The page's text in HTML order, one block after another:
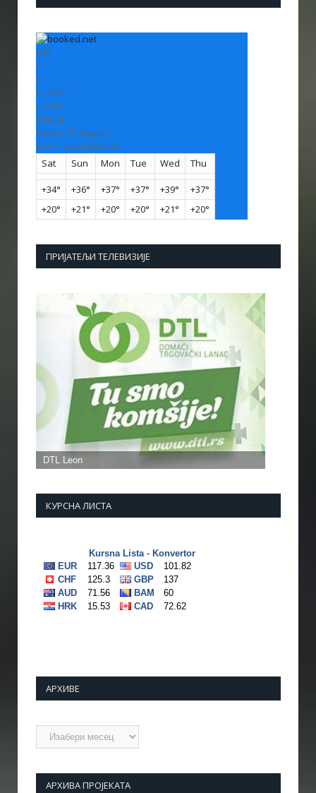
+33
°
C
H: +33°
L: +19°
Vranje
Friday, 07 August
See 7-Day Forecast
Sat
Sun Mon Tue Wed Thu
+34° +36° +37° +37° +39° +37°
+20° +21° +20° +20° +21° +20°
ПРИЈАТЕЉИ ТЕЛЕВИЗИЈЕ
КУРСНА ЛИСТА
АРХИВЕ
Архиве
АРХИВА ПРОЈЕКАТА